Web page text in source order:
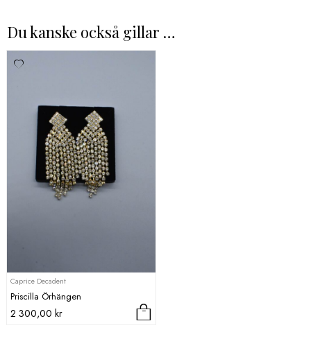
Du kanske också gillar …
Caprice Decadent
Priscilla Örhängen
2 300,00 kr